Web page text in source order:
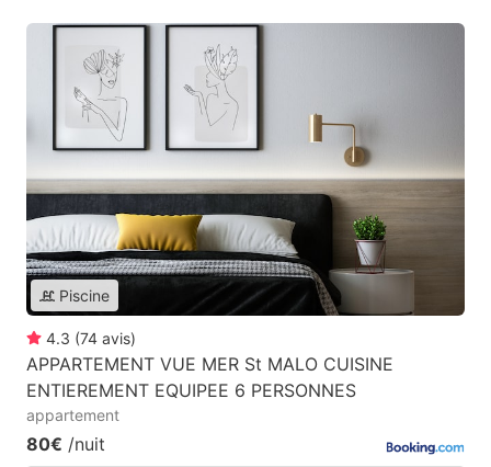
Piscine
4.3 (74 avis)
APPARTEMENT VUE MER St MALO CUISINE
ENTIEREMENT EQUIPEE 6 PERSONNES
appartement
80€ /nuit